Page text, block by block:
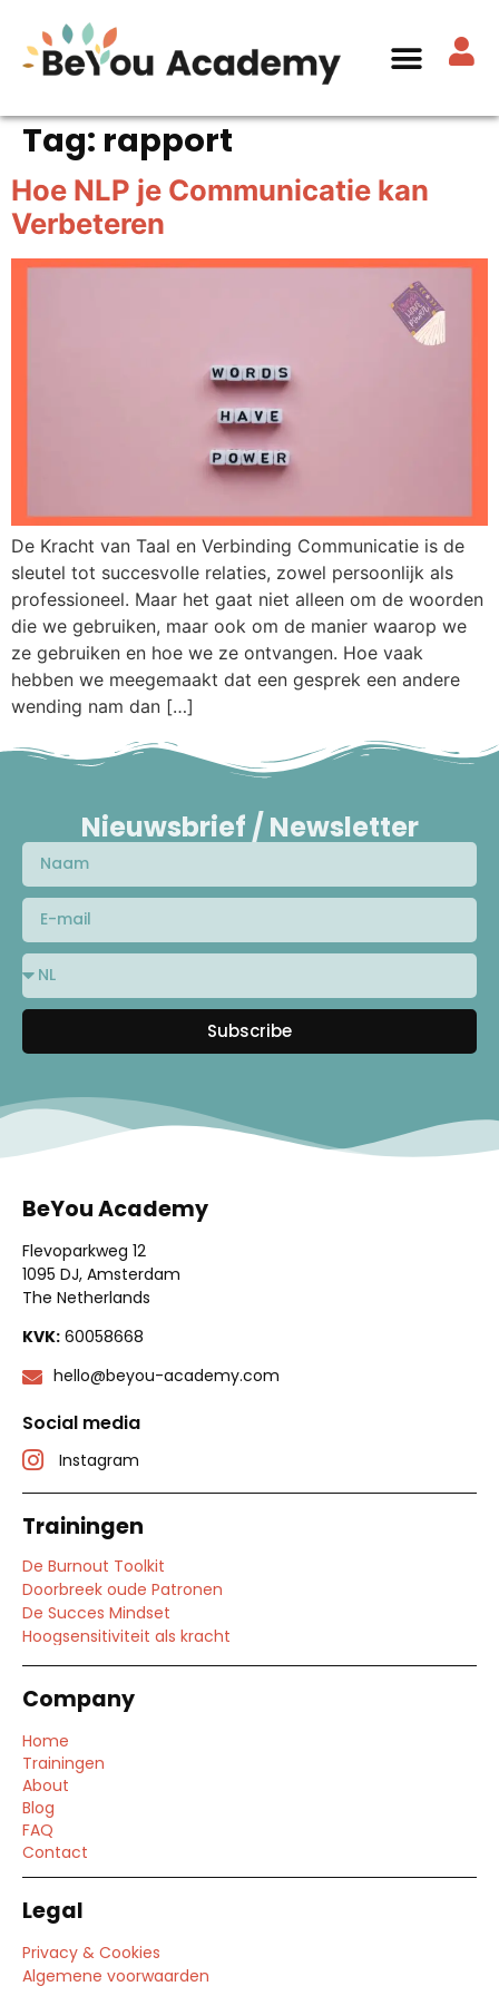
Tag: rapport
Hoe NLP je Communicatie kan
Verbeteren
De Kracht van Taal en Verbinding Communicatie is de
sleutel tot succesvolle relaties, zowel persoonlijk als
professioneel. Maar het gaat niet alleen om de woorden
die we gebruiken, maar ook om de manier waarop we
ze gebruiken en hoe we ze ontvangen. Hoe vaak
hebben we meegemaakt dat een gesprek een andere
wending nam dan […]
Nieuwsbrief / Newsletter
Subscribe
BeYou Academy
Flevoparkweg 12
1095 DJ, Amsterdam
The Netherlands
KVK: 60058668
hello@beyou-academy.com
Social media
Instagram
Trainingen
De Burnout Toolkit
Doorbreek oude Patronen
De Succes Mindset
Hoogsensitiviteit als kracht
Company
Home
Trainingen
About
Blog
FAQ
Contact
Legal
Privacy & Cookies
Algemene voorwaarden